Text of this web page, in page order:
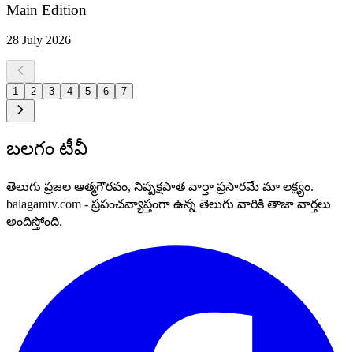
Main Edition
28 July 2026
1 2 3 4 5 6 7
బలగం టీవీ
తెలుగు ప్రజల ఆత్మగౌరవం, నిష్పక్షపాత వార్తా ప్రసారమే మా లక్ష్యం.
balagamtv.com - ప్రపంచవ్యాప్తంగా ఉన్న తెలుగు వారికి తాజా వార్తలు
అందిస్తోంది.